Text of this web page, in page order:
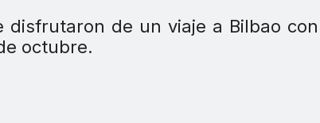
de un viaje a Bilbao con
octubre.